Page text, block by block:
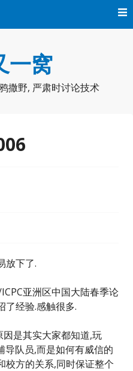
一窝
撒野, 严肃时讨论技术
放下了.
亚洲区中国大陆春季论
了经验.感触很多.
是其实大家都知道,玩
导队员,而是如何有威信的
校方的关系,同时保证整个